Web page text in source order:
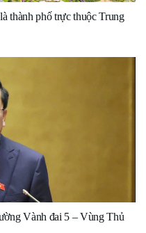
thành phố trực thuộc Trung
Vành đai 5 – Vùng Thủ